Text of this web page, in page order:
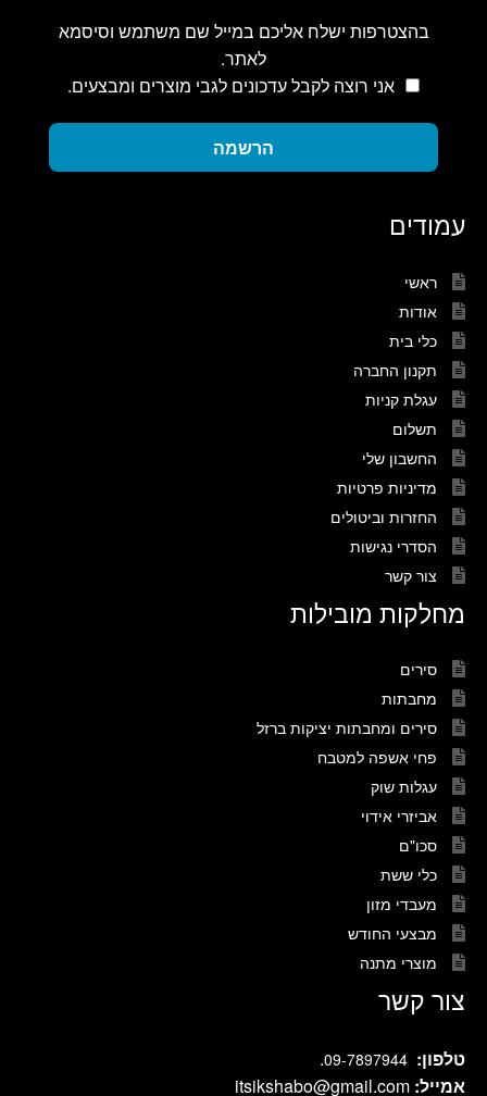
בהצטרפות ישלח אליכם במייל שם משתמש וסיסמא
לאתר.
אני רוצה לקבל עדכונים לגבי מוצרים ומבצעים.
הרשמה
עמודים
ראשי
אודות
כלי בית
תקנון החברה
עגלת קניות
תשלום
החשבון שלי
מדיניות פרטיות
החזרות וביטולים
הסדרי נגישות
צור קשר
מחלקות מובילות
סירים
מחבתות
סירים ומחבתות יציקות ברזל
פחי אשפה למטבח
עגלות שוק
אביזרי אידוי
סכו"ם
כלי ששת
מעבדי מזון
מבצעי החודש
מוצרי מתנה
צור קשר
טלפון: 09-7897944
.
אמייל: itsikshabo@gmail.com